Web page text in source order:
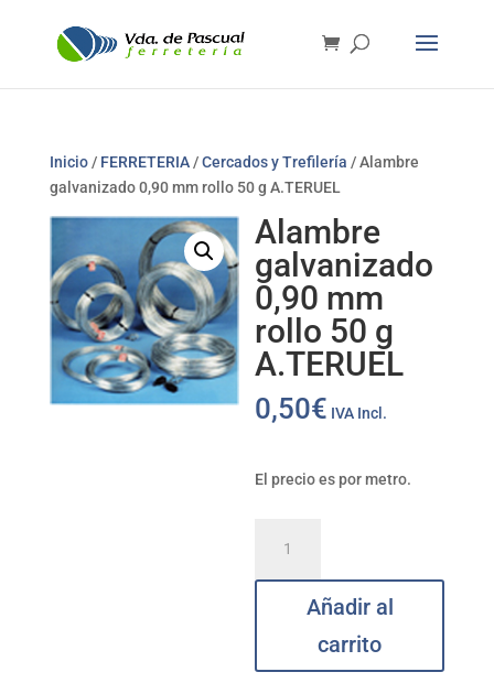
Inicio/ FERRETERIA/Cercados y Trefilería / Alambre
galvanizado 0,90 mm rollo 50 g A.TERUEL
Alambre
galvanizado
0,90 mm
rollo 50 g
A.TERUEL
0,50€ IVA Incl.
El precio es por metro.
galvanizado
0,90
Añadir al
carrito